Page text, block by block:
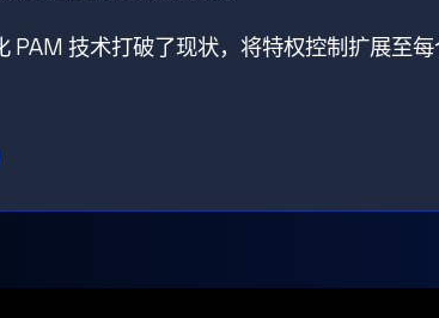
PAM 技术打破了现状，将特权控制扩展至